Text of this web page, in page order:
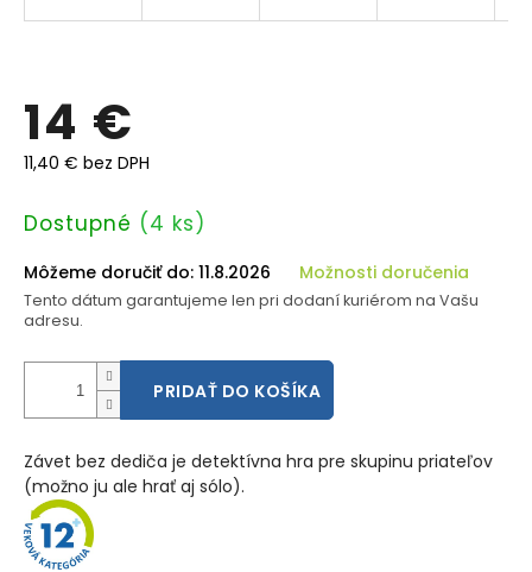
14 €
11,40 € bez DPH
Jednotková
Dostupné (4 ks)
Môžeme doručiť do: 11.8.2026 Možnosti doručenia
Tento dátum garantujeme len pri dodaní kuriérom na Vašu
adresu.
PRIDAŤ DO KOŠÍKA
Závet bez dediča je detektívna hra pre skupinu priateľov
(možno ju ale hrať aj sólo).